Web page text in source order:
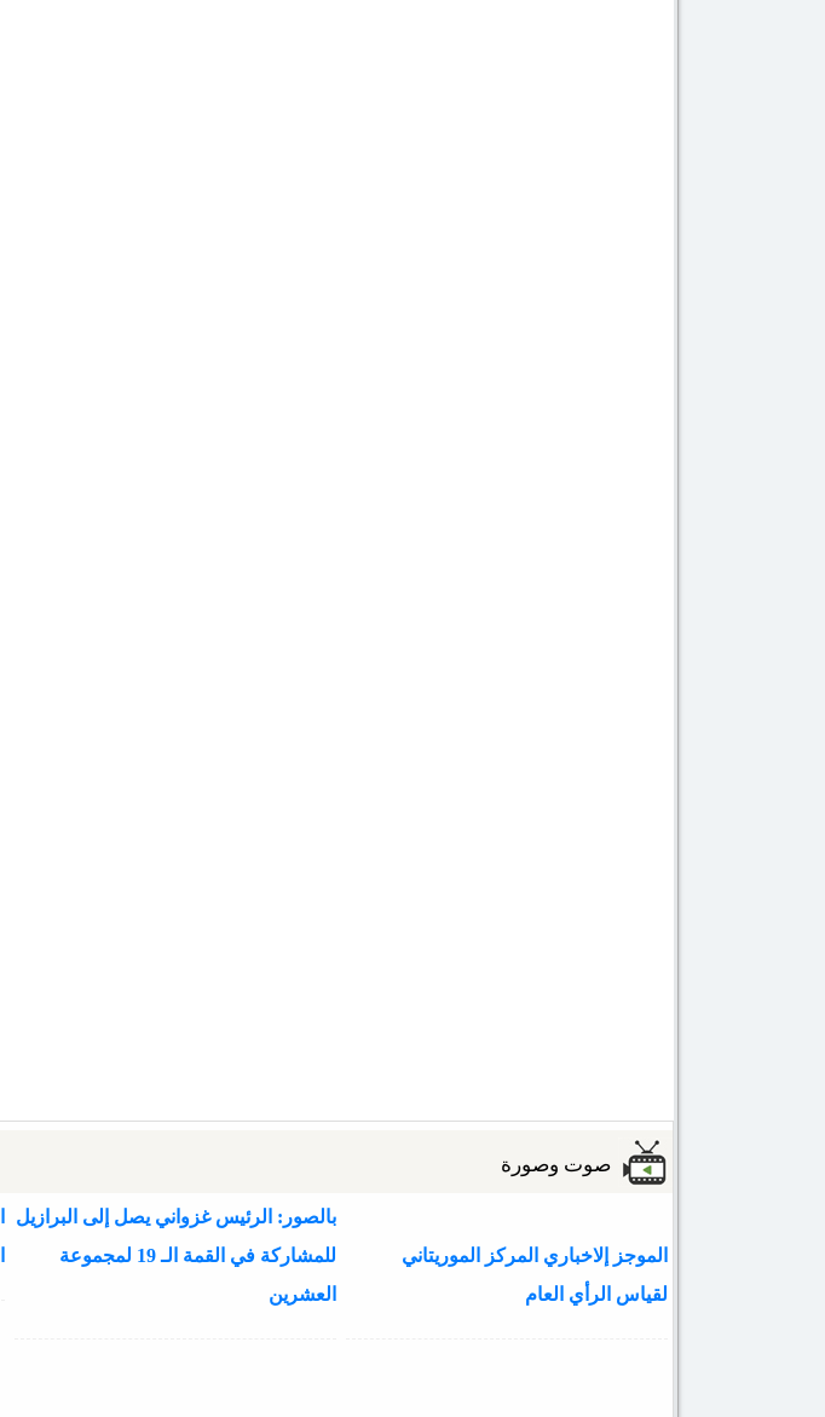
صوت وصورة
الموجز إلاخباري المركز الموريتاني
لقياس الرأي العام
بالصور: الرئيس غزواني يصل إلى البرازيل
للمشاركة في القمة الـ 19 لمجموعة
العشرين